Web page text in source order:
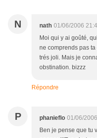
N nath 01/06/2006
Moi qui y ai goûté,
ne comprends pas
trés joli. Mais je
obstination. bizzz
Répondre
P phanieflo 01/06/
Ben je pense que tu